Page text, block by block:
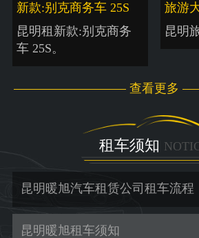
新款:别克商务车 25S
昆明租新款:别克商务
车 25S。
旅游
昆明
查看更多
租车须知
昆明暖旭汽车租赁公司租车流程
昆明暖旭租车须知